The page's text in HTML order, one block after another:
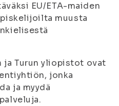
EU/ETA-maiden
muusta
ja Turun yliopistot ovat
jonka
ja myydä